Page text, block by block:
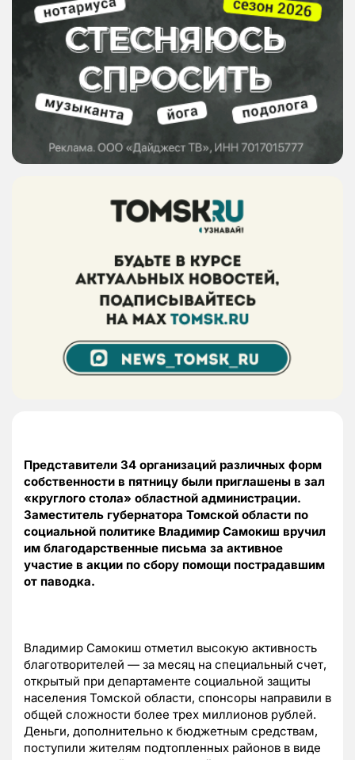
Представители 34 организаций различных форм
собственности в пятницу были приглашены в зал
«круглого стола» областной администрации.
Заместитель губернатора Томской области по
социальной политике Владимир Самокиш вручил
им благодарственные письма за активное
участие в акции по сбору помощи пострадавшим
от паводка.
Владимир Самокиш отметил высокую активность
благотворителей — за месяц на специальный счет,
открытый при департаменте социальной защиты
населения Томской области, спонсоры направили в
общей сложности более трех миллионов рублей.
Деньги, дополнительно к бюджетным средствам,
поступили жителям подтопленных районов в виде